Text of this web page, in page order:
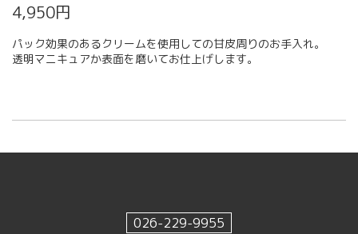
4,950円
パック効果のあるクリームを使用しての甘皮周りのお手入れ。
透明マニキュアか表面を磨いてお仕上げします。
026-229-9955